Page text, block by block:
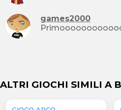
games2000
ALTRI GIOCHI SIMILI A